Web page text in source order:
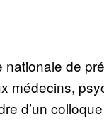
de
médecins,
d’un